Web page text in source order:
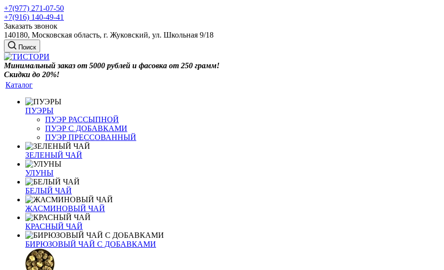
+7(977) 271-07-50
+7(916) 140-49-41
Заказать звонок
140180, Московская область, г. Жуковский, ул. Школьная 9/18
Поиск
Минимальный заказ от 5000 рублей и фасовка от 250 грамм!
Скидки до 20%!
Каталог
ПУЭРЫ
ПУЭР РАССЫПНОЙ
ПУЭР С ДОБАВКАМИ
ПУЭР ПРЕССОВАННЫЙ
ЗЕЛЕНЫЙ ЧАЙ
УЛУНЫ
БЕЛЫЙ ЧАЙ
ЖАСМИНОВЫЙ ЧАЙ
КРАСНЫЙ ЧАЙ
БИРЮЗОВЫЙ ЧАЙ С ДОБАВКАМИ